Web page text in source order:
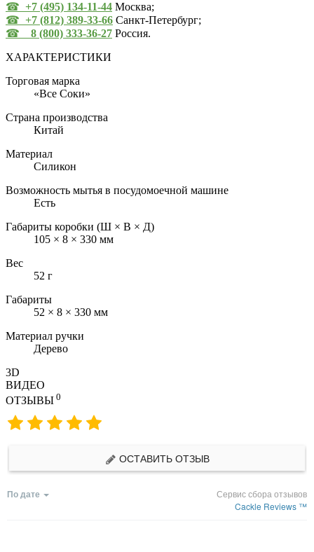
☎ +7 (495) 134-11-44 Москва;
☎ +7 (812) 389-33-66 Санкт-Петербург;
☎
8 (800) 333-36-27 Россия.
ХАРАКТЕРИСТИКИ
Торговая марка
«Все Соки»
Страна производства
Китай
Материал
Силикон
Возможность мытья в посудомоечной машине
Есть
Габариты коробки (Ш × В × Д)
105 × 8 × 330 мм
Вес
52 г
Габариты
52 × 8 × 330 мм
Материал ручки
Дерево
3D
ВИДЕО
ОТЗЫВЫ 0
ОСТАВИТЬ ОТЗЫВ
По дате
Сервис сбора отзывов
Cackle Reviews ™